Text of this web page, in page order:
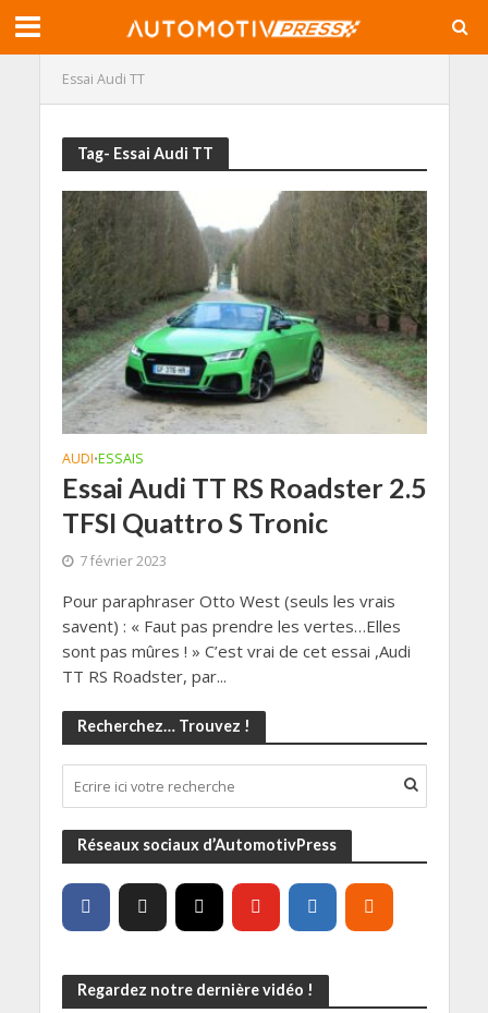
Essai Audi TT
Tag- Essai Audi TT
AUDI•ESSAIS
Essai Audi TT RS Roadster 2.5
TFSI Quattro S Tronic
7 février 2023
Pour paraphraser Otto West (seuls les vrais
savent) : « Faut pas prendre les vertes…Elles
sont pas mûres ! » C’est vrai de cet essai ,Audi
TT RS Roadster, par...
Recherchez… Trouvez !
Réseaux sociaux d’AutomotivPress
Regardez notre dernière vidéo !